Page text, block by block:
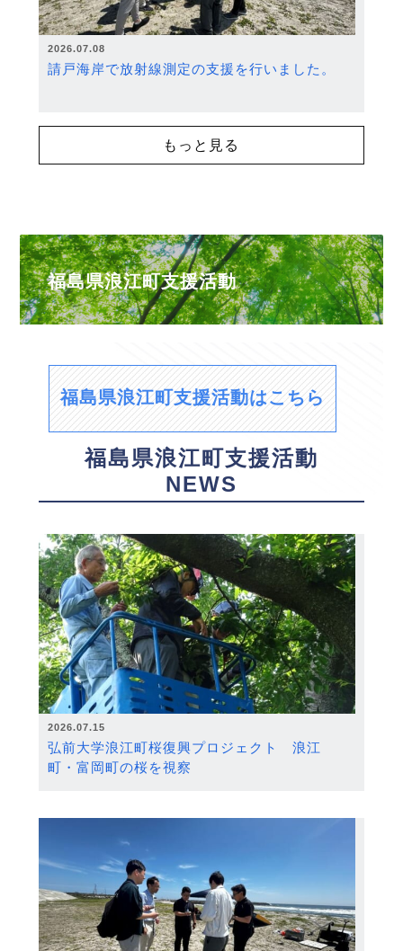
2026.07.08
請戸海岸で放射線測定の支援を行いました。
もっと見る
福島県浪江町支援活動
福島県浪江町支援活動はこちら
福島県浪江町支援活動
NEWS
2026.07.15
弘前大学浪江町桜復興プロジェクト 浪江
町・富岡町の桜を視察